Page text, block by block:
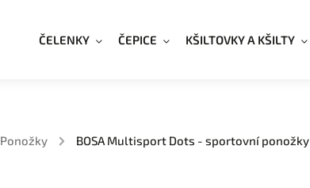
ČELENKY ČEPICE KŠILTOVKY A KŠILTY
Ponožky / BOSA Multisport Dots - sportovní ponožky